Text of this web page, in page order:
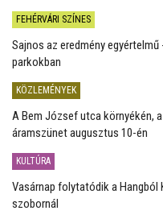
FEHÉRVÁRI SZÍNES
Sajnos az eredmény
parkokban
KÖZLEMÉNYEK
A Bem József utca környékén,
áramszünet augusztus 10-én
KULTÚRA
Vasárnap folytatódik a
szobornál